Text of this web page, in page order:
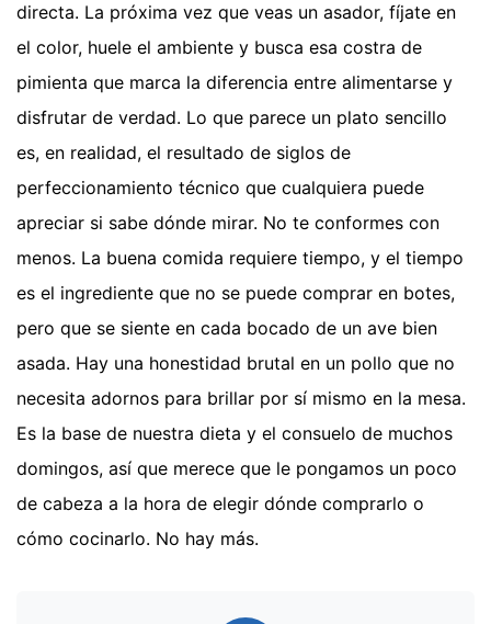
directa. La próxima vez que veas un asador, fíjate en
el color, huele el ambiente y busca esa costra de
pimienta que marca la diferencia entre alimentarse y
disfrutar de verdad. Lo que parece un plato sencillo
es, en realidad, el resultado de siglos de
perfeccionamiento técnico que cualquiera puede
apreciar si sabe dónde mirar. No te conformes con
menos. La buena comida requiere tiempo, y el tiempo
es el ingrediente que no se puede comprar en botes,
pero que se siente en cada bocado de un ave bien
asada. Hay una honestidad brutal en un pollo que no
necesita adornos para brillar por sí mismo en la mesa.
Es la base de nuestra dieta y el consuelo de muchos
domingos, así que merece que le pongamos un poco
de cabeza a la hora de elegir dónde comprarlo o
cómo cocinarlo. No hay más.